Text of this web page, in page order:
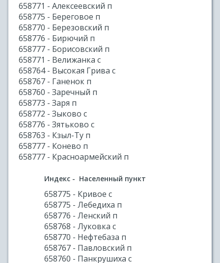
658771 - Алексеевский п
658775 - Береговое п
658770 - Березовский п
658776 - Бирючий п
658777 - Борисовский п
658771 - Велижанка с
658764 - Высокая Грива с
658767 - Ганенок п
658760 - Заречный п
658773 - Заря п
658772 - Зыково с
658776 - Зятьково с
658763 - Кзыл-Ту п
658777 - Конево п
658777 - Красноармейский п
Индекс - Населенный пункт
658775 - Кривое с
658775 - Лебедиха п
658776 - Ленский п
658768 - Луковка с
658770 - Нефтебаза п
658767 - Павловский п
658760 - Панкрушиха с